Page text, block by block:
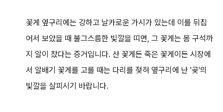
꽃게 옆구리에는 강하고 날카로운 가시가 있는데 이를 뒤집
어서 보았을 때 불그스름한 빛깔을 띠면, 그 꽃게는 몸 구석까
지 알이 찼다는 증거입니다. 산 꽃게든 죽은 꽃게이든 시장에
서 알배기 꽃게를 고를 때는 다리를 젖혀 옆구리에 난 '곶'의
빛깔을 살피시기 바랍니다.